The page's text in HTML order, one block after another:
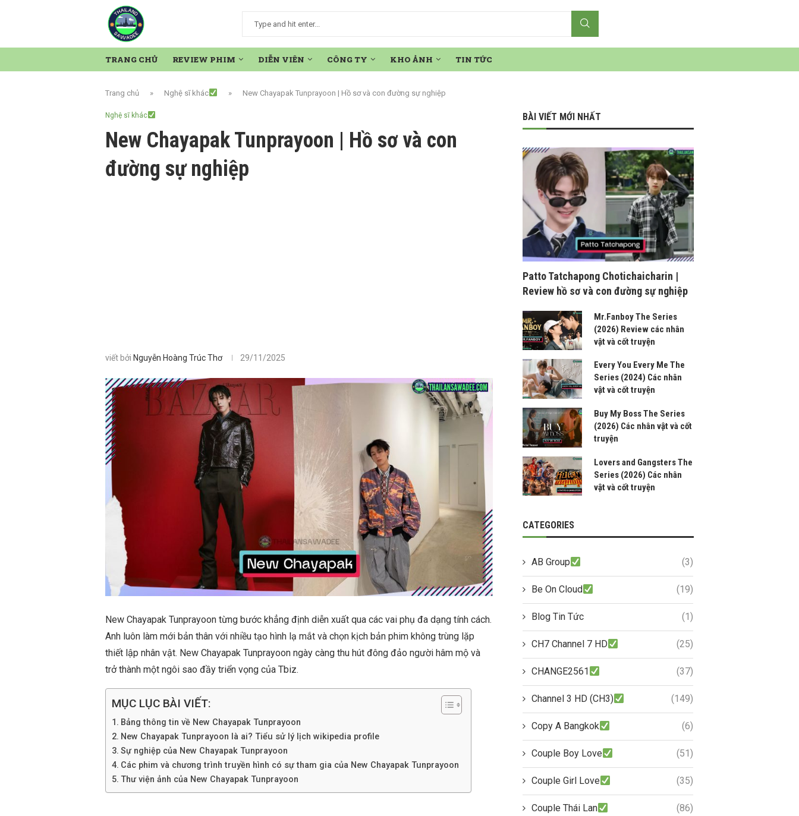
TRANG CHỦ REVIEW PHIM DIỄN VIÊN CÔNG TY KHO ẢNH TIN TỨC
Trang chủ » Nghệ sĩ khác » New Chayapak Tunprayoon | Hồ sơ và con đường sự nghiệp
Nghệ sĩ khác
New Chayapak Tunprayoon | Hồ sơ và con
đường sự nghiệp
viết bởi Nguyễn Hoàng Trúc Thơ 29/11/2025
New Chayapak Tunprayoon từng bước khẳng định diễn xuất qua các vai phụ đa dạng tính cách.
Anh luôn làm mới bản thân với nhiều tạo hình lạ mắt và chọn kịch bản phim không trùng lặp
thiết lập nhân vật. New Chayapak Tunprayoon ngày càng thu hút đông đảo người hâm mộ và
trở thành một ngôi sao đầy triển vọng của Tbiz.
MỤC LỤC BÀI VIẾT:
Bảng thông tin về New Chayapak Tunprayoon
New Chayapak Tunprayoon là ai? Tiểu sử lý lịch wikipedia profile
Sự nghiệp của New Chayapak Tunprayoon
Các phim và chương trình truyền hình có sự tham gia của New Chayapak Tunprayoon
Thư viện ảnh của New Chayapak Tunprayoon
BÀI VIẾT MỚI NHẤT
Patto Tatchapong Chotichaicharin |
Review hồ sơ và con đường sự nghiệp
Mr.Fanboy The Series
(2026) Review các nhân
vật và cốt truyện
Every You Every Me The
Series (2024) Các nhân
vật và cốt truyện
Buy My Boss The Series
(2026) Các nhân vật và cốt
truyện
Lovers and Gangsters The
Series (2026) Các nhân
vật và cốt truyện
CATEGORIES
AB Group (3)
Be On Cloud (19)
Blog Tin Tức (1)
CH7 Channel 7 HD (25)
CHANGE2561 (37)
Channel 3 HD (CH3) (149)
Copy A Bangkok (6)
Couple Boy Love (51)
Couple Girl Love (35)
Couple Thái Lan (86)